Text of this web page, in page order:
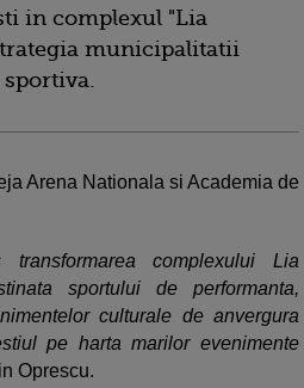
in complexul "Lia
municipalitatii
Arena Nationala si Academia de
complexului Lia
sportului de performanta,
culturale de anvergura
pe harta marilor evenimente
Oprescu.